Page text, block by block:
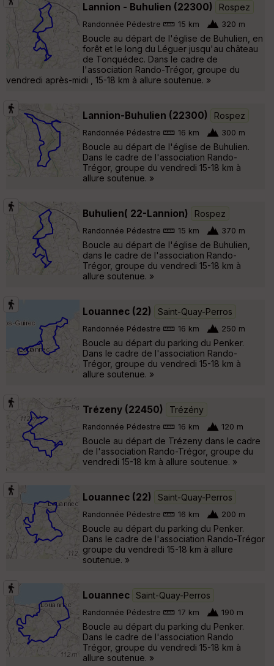
Lannion - Buhulien (22300) Rospez
Randonnée Pédestre 15 km 320 m
Boucle au départ de l'église de Buhulien, en
forêt et le long du Léguer jusqu'au château
de Tonquédec. Dans le cadre de
l'association Rando-Trégor, groupe du
vendredi après-midi , 15-18 km à allure soutenue. »
Lannion-Buhulien (22300) Rospez
Randonnée Pédestre 16 km 300 m
Boucle au départ de l'église de Buhulien.
Dans le cadre de l'association Rando-
Trégor, groupe du vendredi 15-18 km à
allure soutenue. »
Buhulien( 22-Lannion) Rospez
Randonnée Pédestre 15 km 370 m
Boucle au départ de l'église de Buhulien,
dans le cadre de l'association Rando-
Trégor, groupe du vendredi 15-18 km à
allure soutenue. »
Louannec (22) Saint-Quay-Perros
Randonnée Pédestre 16 km 250 m
Boucle au départ du parking du Penker.
Dans le cadre de l'association Rando-
Trégor, groupe du vendredi 15-18 km à
allure soutenue. »
Trézeny (22450) Trézény
Randonnée Pédestre 16 km 120 m
Boucle au départ de Trézeny dans le cadre
de l'association Rando-Trégor, groupe du
vendredi 15-18 km à allure soutenue. »
Louannec (22) Saint-Quay-Perros
Randonnée Pédestre 16 km 200 m
Boucle au départ du parking du Penker.
Dans le cadre de l'association Rando-Trégor
groupe du vendredi 15-18 km à allure
soutenue. »
Louannec Saint-Quay-Perros
Randonnée Pédestre 17 km 190 m
Boucle au départ du parking du Penker.
Dans le cadre de l'association Rando
Trégor, groupe du vendredi 15-18 km à
allure soutenue. »